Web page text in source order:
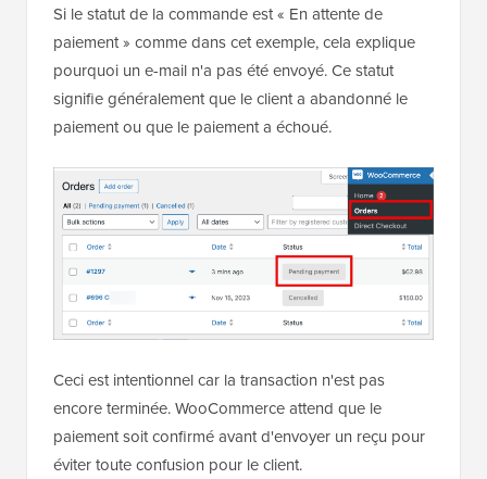
Si le statut de la commande est « En attente de
paiement » comme dans cet exemple, cela explique
pourquoi un e-mail n'a pas été envoyé. Ce statut
signifie généralement que le client a abandonné le
paiement ou que le paiement a échoué.
Ceci est intentionnel car la transaction n'est pas
encore terminée. WooCommerce attend que le
paiement soit confirmé avant d'envoyer un reçu pour
éviter toute confusion pour le client.